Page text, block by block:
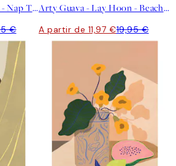
Arty Guava - Lay Hoon - Nap Time Poster
€
Arty Guava - Lay Hoon - Beach Please Poster
A partir de 11,97 €19,95 €